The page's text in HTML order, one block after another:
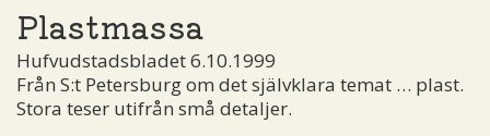
Plastmassa
Hufvudstadsbladet 6.10.1999
Från S:t Petersburg om det självklara temat … plast.
Stora teser utifrån små detaljer.